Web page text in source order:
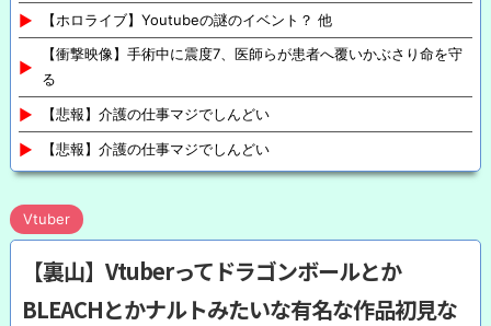
【ホロライブ】Youtubeの謎のイベント？ 他
【衝撃映像】手術中に震度7、医師らが患者へ覆いかぶさり命を守
る
【悲報】介護の仕事マジでしんどい
【悲報】介護の仕事マジでしんどい
Vtuber
【裏山】Vtuberってドラゴンボールとか
BLEACHとかナルトみたいな有名な作品初見な